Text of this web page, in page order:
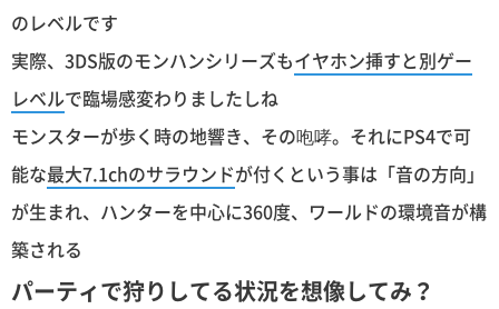
のレベルです
実際、3DS版のモンハンシリーズもイヤホン挿すと別ゲー
レベルで臨場感変わりましたしね
モンスターが歩く時の地響き、その咆哮。それにPS4で可
能な最大7.1chのサラウンドが付くという事は「音の方向」
が生まれ、ハンターを中心に360度、ワールドの環境音が構
築される
パーティで狩りしてる状況を想像してみ？